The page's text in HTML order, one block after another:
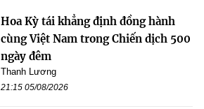
Hoa Kỳ tái khẳng định đồng hành
cùng Việt Nam trong Chiến dịch 500
ngày đêm
Thanh Lương
21:15 05/08/2026